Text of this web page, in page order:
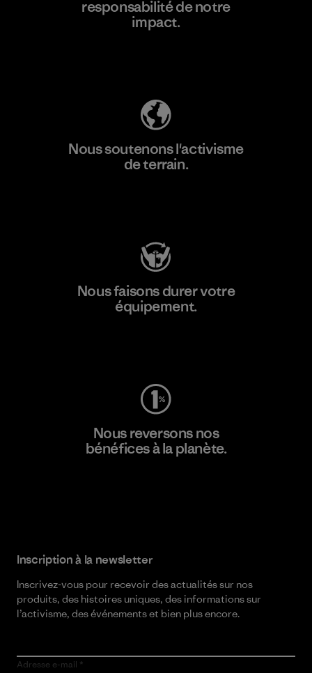
responsabilité de notre
impact.
Nous soutenons l'activisme
de terrain.
Nous faisons durer votre
équipement.
Nous reversons nos
bénéfices à la planète.
Inscription à la newsletter
Inscrivez-vous pour recevoir des actualités sur nos
produits, des histoires uniques, des informations sur
l’activisme, des événements et bien plus encore.
Adresse e-mail